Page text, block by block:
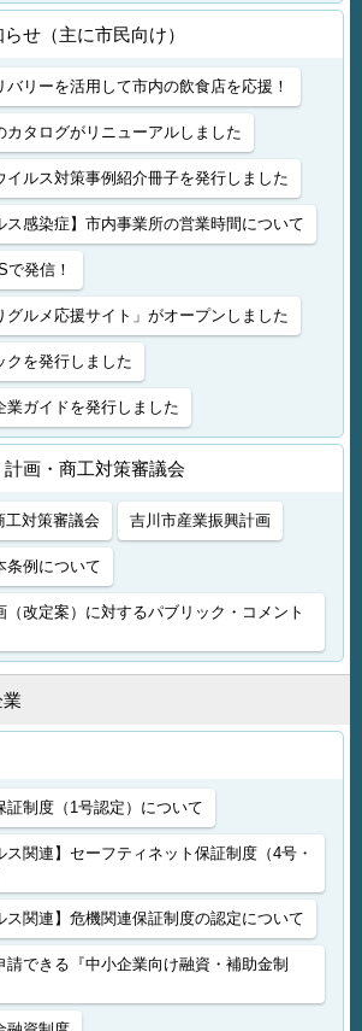
せ（主に市民向け）
バリーを活用して市内の飲食店を応援！
カタログがリニューアルしました
イルス対策事例紹介冊子を発行しました
ス感染症】市内事業所の営業時間について
で発信！
グルメ応援サイト」がオープンしました
クを発行しました
業ガイドを発行しました
画・商工対策審議会
工対策審議会 吉川市産業振興計画
条例について
（改定案）に対するパブリック・コメント
証制度（1号認定）について
ス関連】セーフティネット保証制度（4号・
ス関連】危機関連保証制度の認定について
請できる『中小企業向け融資・補助金制